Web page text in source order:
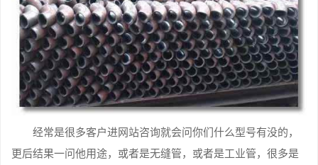
经常是很多客户进网站咨询就会问你们什么型号有没的，
更后结果一问他用途，或者是无缝管，或者是工业管，很多是